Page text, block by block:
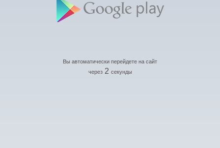
Вы автоматически перейдете на сайт
через 2 секунды